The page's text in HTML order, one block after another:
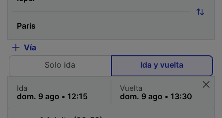
Vía
Solo ida
Ida y vuelta
Ida Vuelta